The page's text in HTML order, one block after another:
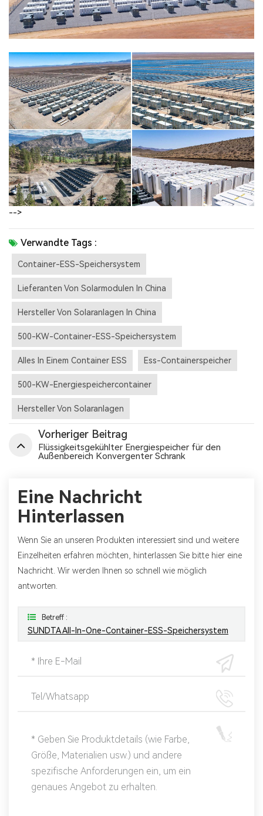
-->
Verwandte Tags :
Container-ESS-Speichersystem
Lieferanten Von Solarmodulen In China
Hersteller Von Solaranlagen In China
500-KW-Container-ESS-Speichersystem
Alles In Einem Container ESS Ess-Containerspeicher
500-KW-Energiespeichercontainer
Hersteller Von Solaranlagen
Vorheriger Beitrag
Flüssigkeitsgekühlter Energiespeicher für den
Außenbereich Konvergenter Schrank
Eine Nachricht
Hinterlassen
Wenn Sie an unseren Produkten interessiert sind und weitere
Einzelheiten erfahren möchten, hinterlassen Sie bitte hier eine
Nachricht. Wir werden Ihnen so schnell wie möglich
antworten.
Betreff :
SUNDTA All-In-One-Container-ESS-Speichersystem